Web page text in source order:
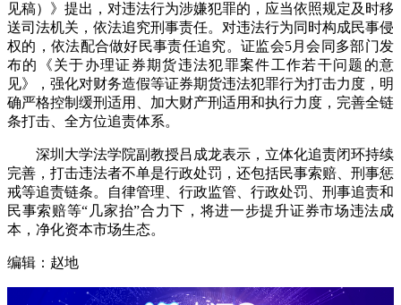
见稿）》提出，对违法行为涉嫌犯罪的，应当依照规定及时移
送司法机关，依法追究刑事责任。对违法行为同时构成民事侵
权的，依法配合做好民事责任追究。证监会5月会同多部门发
布的《关于办理证券期货违法犯罪案件工作若干问题的意
见》，强化对财务造假等证券期货违法犯罪行为打击力度，明
确严格控制缓刑适用、加大财产刑适用和执行力度，完善全链
条打击、全方位追责体系。
深圳大学法学院副教授吕成龙表示，立体化追责闭环持续
完善，打击违法者不单是行政处罚，还包括民事索赔、刑事惩
戒等追责链条。自律管理、行政监管、行政处罚、刑事追责和
民事索赔等“几家抬”合力下，将进一步提升证券市场违法成
本，净化资本市场生态。
编辑：赵地